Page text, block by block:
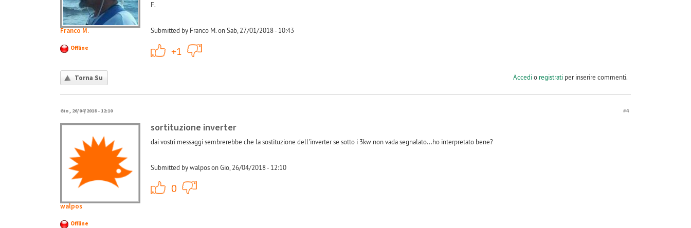
Franco M.
Offline
F.
Submitted by Franco M. on Sab, 27/01/2018 - 10:43
+1
+1
Torna Su Accedio registratiper inserire commenti.
Gio, 26/04/2018 - 12:10 #4
walpos
Offline
sortituzione inverter
dai vostri messaggi sembrerebbe che la sostituzione dell'inverter se sotto i 3kw non vada segnalato...ho interpretato bene?
Submitted by walpos on Gio, 26/04/2018 - 12:10
0